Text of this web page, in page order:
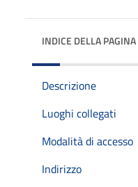
INDICE DELLA PAGINA
Descrizione
Luoghi collegati
Modalità di accesso
Indirizzo